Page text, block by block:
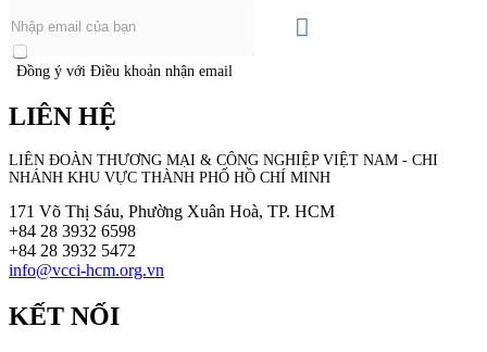
Đồng ý với Điều khoản nhận email
LIÊN HỆ
LIÊN ĐOÀN THƯƠNG MẠI & CÔNG NGHIỆPVIỆT NAM - CHI
NHÁNH KHU VỰC THÀNH PHỐ HỒ CHÍ MINH
171 Võ Thị Sáu, Phường Xuân Hoà, TP. HCM
+84 28 3932 6598
+84 28 3932 5472
info@vcci-hcm.org.vn
KẾT NỐI